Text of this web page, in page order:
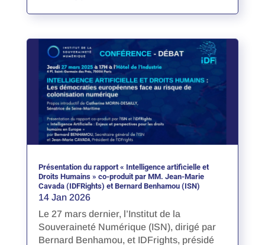
Présentation du rapport « Intelligence artificielle et
Droits Humains » co-produit par MM. Jean-Marie
Cavada (IDFRights) et Bernard Benhamou (ISN)
14 Jan 2026
Le 27 mars dernier, l’Institut de la
Souveraineté Numérique (ISN), dirigé par
Bernard Benhamou, et IDFrights, présidé